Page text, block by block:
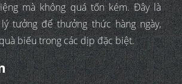
mà không quá tốn kém. Đây là
tưởng để thưởng thức hàng ngày,
biếu trong các dịp đặc biệt.